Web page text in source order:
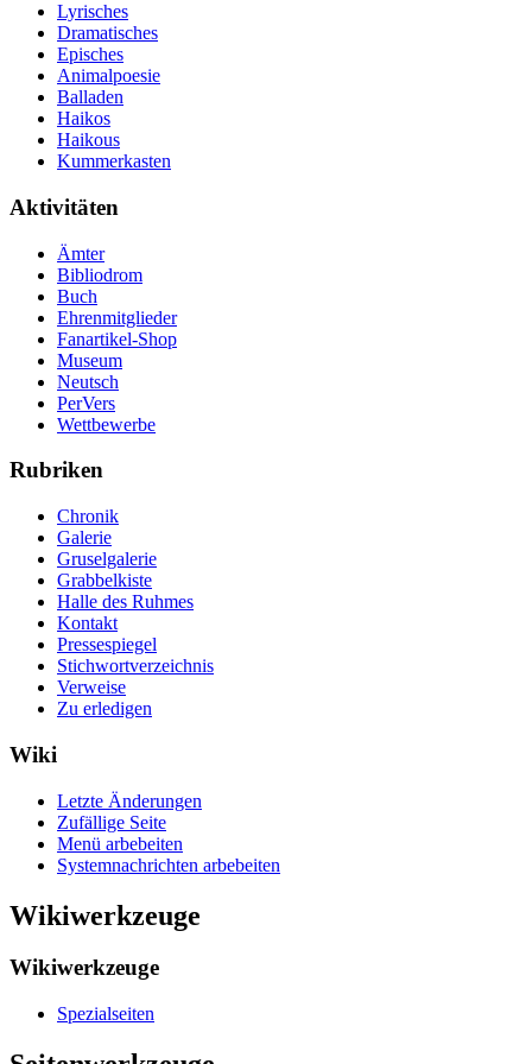
Lyrisches
Dramatisches
Episches
Animalpoesie
Balladen
Haikos
Haikous
Kummerkasten
Aktivitäten
Ämter
Bibliodrom
Buch
Ehrenmitglieder
Fanartikel-Shop
Museum
Neutsch
PerVers
Wettbewerbe
Rubriken
Chronik
Galerie
Gruselgalerie
Grabbelkiste
Halle des Ruhmes
Kontakt
Pressespiegel
Stichwortverzeichnis
Verweise
Zu erledigen
Wiki
Letzte Änderungen
Zufällige Seite
Menü arbebeiten
Systemnachrichten arbebeiten
Wikiwerkzeuge
Wikiwerkzeuge
Spezialseiten